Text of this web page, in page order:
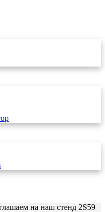
на наш стенд 2S59